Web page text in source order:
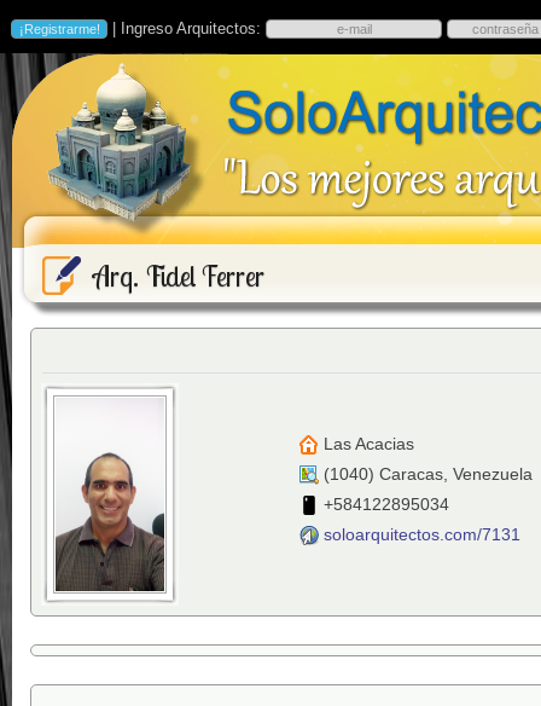
| Ingreso Arquitectos:
Arq. Fidel Ferrer
Las Acacias
(1040) Caracas Venezuela
+584122895034
soloarquitectos.com/7131